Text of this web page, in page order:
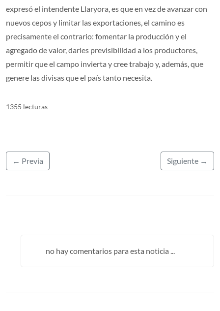
expresó el intendente Llaryora, es que en vez de avanzar con
nuevos cepos y limitar las exportaciones, el camino es
precisamente el contrario: fomentar la producción y el
agregado de valor, darles previsibilidad a los productores,
permitir que el campo invierta y cree trabajo y, además, que
genere las divisas que el país tanto necesita.
1355 lecturas
← Previa Siguiente →
no hay comentarios para esta noticia ...